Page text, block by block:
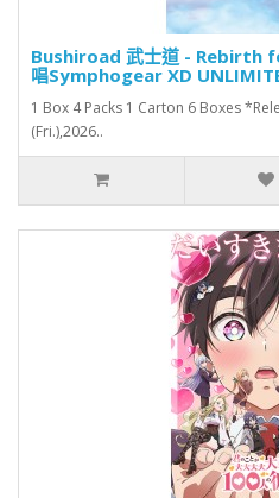
Bushiroad 武士道 - Rebirth
唱Symphogear XD
1 Box 4 Packs 1 Carton 6 Boxes
(Fri.),2026..